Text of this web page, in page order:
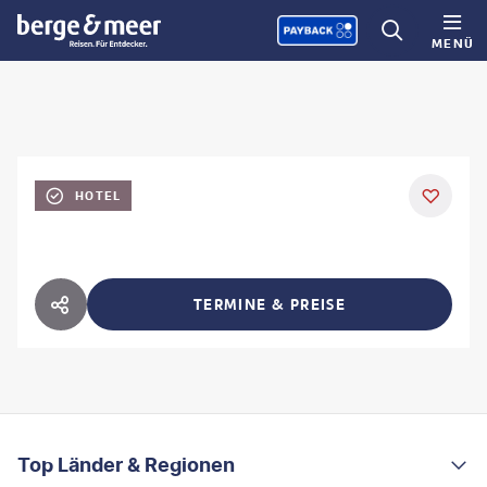
MENÜ
HOTEL
HOTEL TEILEN TERMINE & PREISE
Footer navigation
Top Länder & Regionen